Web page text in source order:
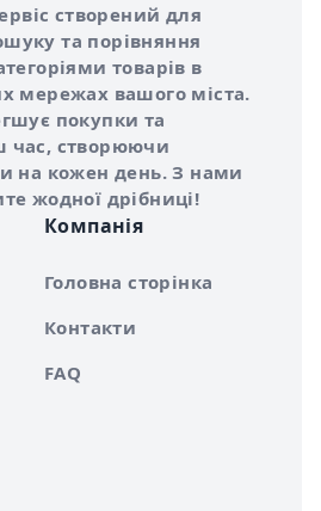
створений для
та порівняння
товарів в
мережах вашого міста.
покупки та
час, створюючи
на кожен день. З нами
жодної дрібниці!
Компанія
Головна сторінка
Контакти
FAQ